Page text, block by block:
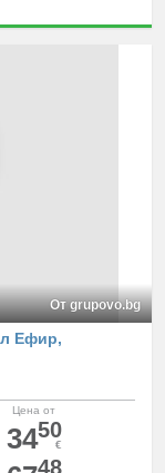
От grupovo.bg
Ефир,
Цена от
3450
€
48